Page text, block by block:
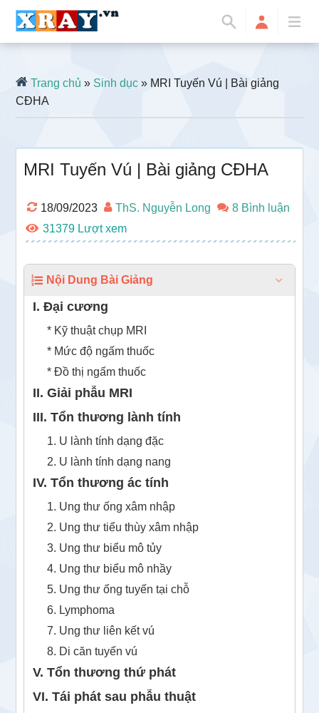
Trang chủ »Sinh dục » MRI Tuyến Vú | Bài giảng
CĐHA
MRI Tuyến Vú | Bài giảng CĐHA
18/09/2023 ThS. Nguyễn Long
8 Bình luận
31379
Nội Dung Bài Giảng
I. Đại cương
* Kỹ thuật chụp MRI
* Mức độ ngấm thuốc
* Đồ thị ngấm thuốc
II. Giải phẫu MRI
III. Tổn thương lành tính
1. U lành tính dạng đặc
2. U lành tính dạng nang
IV. Tổn thương ác tính
1. Ung thư ống xâm nhập
2. Ung thư tiểu thùy xâm nhập
3. Ung thư biểu mô tủy
4. Ung thư biểu mô nhầy
5. Ung thư ống tuyến tại chỗ
6. Lymphoma
7. Ung thư liên kết vú
8. Di căn tuyến vú
V. Tổn thương thứ phát
VI. Tái phát sau phẫu thuật